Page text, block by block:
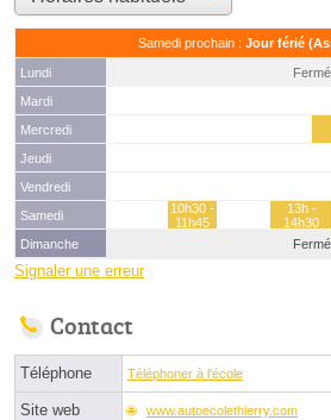
Samedi prochain : Jour férié
Lundi
Fermé
Mardi
Mercredi
Jeudi
Vendredi
Samedi
10h30 -
11h45
13h -
14h30
Dimanche
Fermé
Signaler une erreur
Contact
Téléphone Téléphoner à l'école
Site web www.autoecolethierry.com